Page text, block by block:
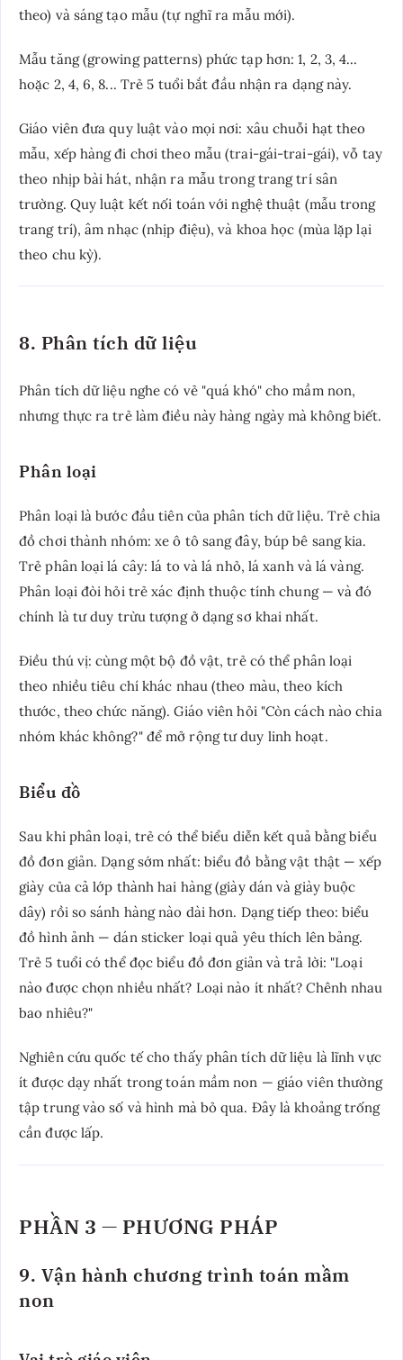
theo) và sáng tạo mẫu (tự nghĩ ra mẫu mới).
Mẫu tăng (growing patterns) phức tạp hơn: 1, 2, 3, 4...
hoặc 2, 4, 6, 8... Trẻ 5 tuổi bắt đầu nhận ra dạng này.
Giáo viên đưa quy luật vào mọi nơi: xâu chuỗi hạt theo
mẫu, xếp hàng đi chơi theo mẫu (trai-gái-trai-gái), vỗ tay
theo nhịp bài hát, nhận ra mẫu trong trang trí sân
trường. Quy luật kết nối toán với nghệ thuật (mẫu trong
trang trí), âm nhạc (nhịp điệu), và khoa học (mùa lặp lại
theo chu kỳ).
8. Phân tích dữ liệu
Phân tích dữ liệu nghe có vẻ "quá khó" cho mầm non,
nhưng thực ra trẻ làm điều này hàng ngày mà không biết.
Phân loại
Phân loại là bước đầu tiên của phân tích dữ liệu. Trẻ chia
đồ chơi thành nhóm: xe ô tô sang đây, búp bê sang kia.
Trẻ phân loại lá cây: lá to và lá nhỏ, lá xanh và lá vàng.
Phân loại đòi hỏi trẻ xác định thuộc tính chung — và đó
chính là tư duy trừu tượng ở dạng sơ khai nhất.
Điều thú vị: cùng một bộ đồ vật, trẻ có thể phân loại
theo nhiều tiêu chí khác nhau (theo màu, theo kích
thước, theo chức năng). Giáo viên hỏi "Còn cách nào chia
nhóm khác không?" để mở rộng tư duy linh hoạt.
Biểu đồ
Sau khi phân loại, trẻ có thể biểu diễn kết quả bằng biểu
đồ đơn giản. Dạng sớm nhất: biểu đồ bằng vật thật — xếp
giày của cả lớp thành hai hàng (giày dán và giày buộc
dây) rồi so sánh hàng nào dài hơn. Dạng tiếp theo: biểu
đồ hình ảnh — dán sticker loại quả yêu thích lên bảng.
Trẻ 5 tuổi có thể đọc biểu đồ đơn giản và trả lời: "Loại
nào được chọn nhiều nhất? Loại nào ít nhất? Chênh nhau
bao nhiêu?"
Nghiên cứu quốc tế cho thấy phân tích dữ liệu là lĩnh vực
ít được dạy nhất trong toán mầm non — giáo viên thường
tập trung vào số và hình mà bỏ qua. Đây là khoảng trống
cần được lấp.
PHẦN 3 — PHƯƠNG PHÁP
9. Vận hành chương trình toán mầm
non